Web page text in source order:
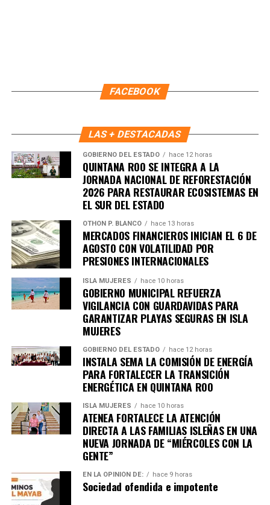
Quinto Podery recibe las noticias más
importantes de Quintana Roo directamente
Unirme al canal de WhatsApp
FACEBOOK
LAS + DESTACADAS
GOBIERNO DEL ESTADO hace 12 horas
QUINTANA ROO SE INTEGRA A LA
JORNADA NACIONAL DE REFORESTACIÓN
2026 PARA RESTAURAR ECOSISTEMAS EN
EL SUR DEL ESTADO
OTHON P. BLANCO hace 13 horas
MERCADOS FINANCIEROS INICIAN EL 6 DE
AGOSTO CON VOLATILIDAD POR
PRESIONES INTERNACIONALES
ISLA MUJERES hace 10 horas
GOBIERNO MUNICIPAL REFUERZA
VIGILANCIA CON GUARDAVIDAS PARA
GARANTIZAR PLAYAS SEGURAS EN ISLA
MUJERES
GOBIERNO DEL ESTADO hace 12 horas
INSTALA SEMA LA COMISIÓN DE ENERGÍA
PARA FORTALECER LA TRANSICIÓN
ENERGÉTICA EN QUINTANA ROO
ISLA MUJERES hace 10 horas
ATENEA FORTALECE LA ATENCIÓN
DIRECTA A LAS FAMILIAS ISLEÑAS EN UNA
NUEVA JORNADA DE “MIÉRCOLES CON LA
GENTE”
EN LA OPINIÓN DE: hace 9 horas
Sociedad ofendida e impotente